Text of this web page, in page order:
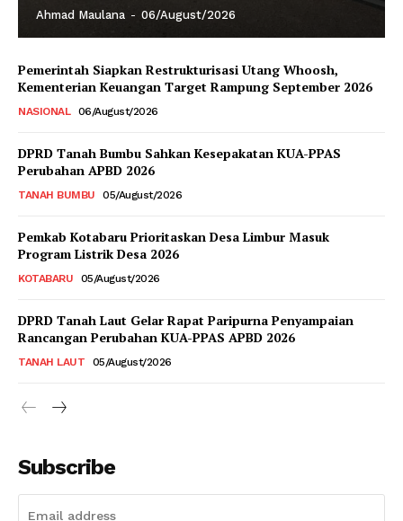
Ahmad Maulana - 06/August/2026
Pemerintah Siapkan Restrukturisasi Utang Whoosh,
Kementerian Keuangan Target Rampung September 2026
NASIONAL 06/August/2026
DPRD Tanah Bumbu Sahkan Kesepakatan KUA-PPAS
Perubahan APBD 2026
TANAH BUMBU 05/August/2026
Pemkab Kotabaru Prioritaskan Desa Limbur Masuk
Program Listrik Desa 2026
KOTABARU 05/August/2026
DPRD Tanah Laut Gelar Rapat Paripurna Penyampaian
Rancangan Perubahan KUA-PPAS APBD 2026
TANAH LAUT 05/August/2026
Subscribe